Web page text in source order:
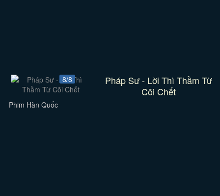
8/8
Pháp Sư - Lời Thì Thầm Từ
Cõi Chết
Phim Hàn Quốc